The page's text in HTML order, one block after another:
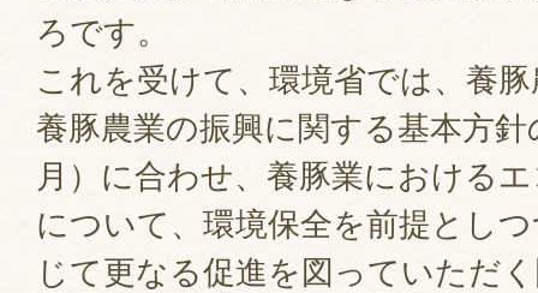
ろです。
これを受けて、環境省では、養
養豚農業の振興に関する基本方
月）に合わせ、養豚業における
について、環境保全を前提とし
じて更なる促進を図っていただ